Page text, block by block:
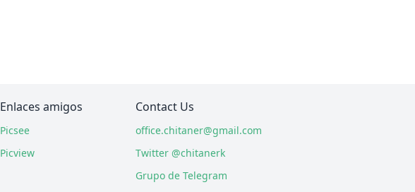
Enlaces amigos
Picsee
Picview
Contact Us
office.chitaner@gmail.com
Twitter @chitanerk
Grupo de Telegram